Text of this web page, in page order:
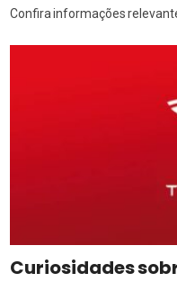
Confira informações
Curiosidades